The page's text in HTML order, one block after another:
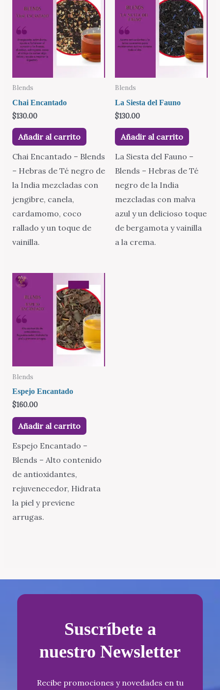
Blends
Chai Encantado
$130.00
Añadir al carrito
Chai Encantado – Blends
– Hebras de Té negro de
la India mezcladas con
jengibre, canela,
cardamomo, coco
rallado y un toque de
vainilla.
Blends
La Siesta del Fauno
$130.00
Añadir al carrito
La Siesta del Fauno –
Blends – Hebras de Té
negro de la India
mezcladas con malva
azul y un delicioso toque
de bergamota y vainilla
a la crema.
Blends
Espejo Encantado
$160.00
Añadir al carrito
Espejo Encantado –
Blends – Alto contenido
de antioxidantes,
rejuvenecedor, Hidrata
la piel y previene
arrugas.
Suscríbete a
nuestro Newsletter
Recibe promociones y novedades en tu